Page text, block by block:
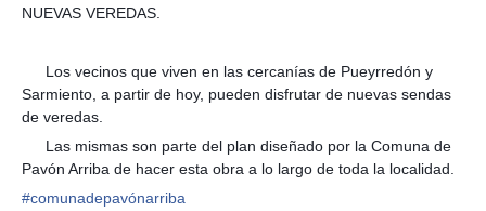
NUEVAS VEREDAS.
Los vecinos que viven en las cercanías de Pueyrredón y
Sarmiento, a partir de hoy, pueden disfrutar de nuevas sendas
de veredas.
Las mismas son parte del plan diseñado por la Comuna de
Pavón Arriba de hacer esta obra a lo largo de toda la localidad.
#comunadepavónarriba